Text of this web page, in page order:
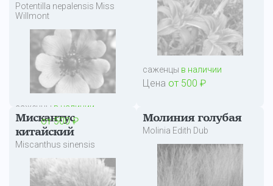
Potentilla nepalensis Miss
Willmont
саженцы в наличии
Ценаот 500 ₽
саженцы в наличии
Цена от 500 ₽
Мискантус
китайский
Miscanthus sinensis
Молиния голубая
Molinia Edith Dub